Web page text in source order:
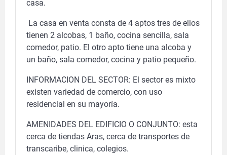
casa.
La casa en venta consta de 4 aptos tres de ellos
tienen 2 alcobas, 1 baño, cocina sencilla, sala
comedor, patio. El otro apto tiene una alcoba y
un baño, sala comedor, cocina y patio pequeño.
INFORMACION DEL SECTOR: El sector es mixto
existen variedad de comercio, con uso
residencial en su mayoría.
AMENIDADES DEL EDIFICIO O CONJUNTO: esta
cerca de tiendas Aras, cerca de transportes de
transcaribe, clinica, colegios.